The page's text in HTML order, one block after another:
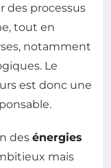
des processus
tout en
notamment
Le
est donc une
des énergies
mais